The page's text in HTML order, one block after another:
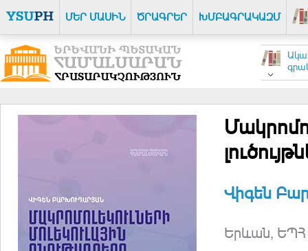
ՄԵՐ ՄԱՍԻՆ ԾՐԱԳՐԵՐ ԽՄԲԱԳՐԱԿԱԶՄ
Վիգեն
Երևան, ԵՊՀ